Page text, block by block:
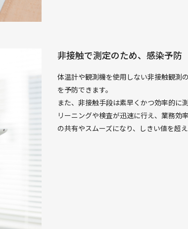
非接触で測定のため、感染予防
体温計や観測機を使用しない非接触観測
を予防できます。
また、非接触手段は素早くかつ効率的に
リーニングや検査が迅速に行え、業務効
の共有やスムーズになり、しきい値を超